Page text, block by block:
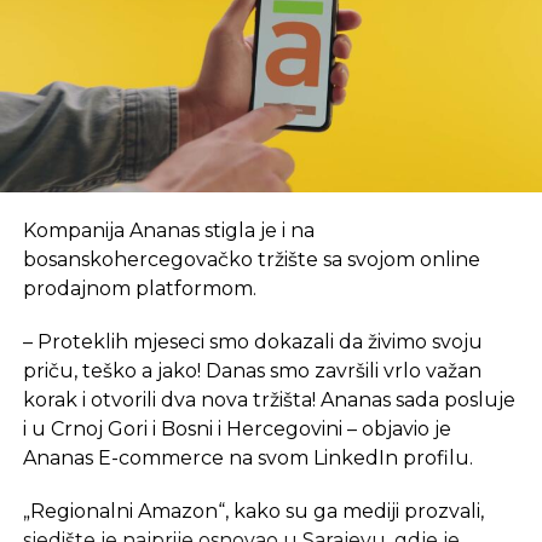
Vlada Republike Srpske, kako je tada saopšteno,
obezbijedila je sredstva za prvi period rada, a za
početak, kancelarije NTP-a biće u novom objektu
Arhitektonsko-građevinsko-geodetskog fakulteta i
Šumarskog fakulteta, u krugu Univerzitetskog
grada. Inače, lokacija je u neposrednoj blizini
tehničke dokumentacije tada bila u toku. Tada je i
rečeno da se na proljeće 2024. godine planira
polaganje kamena temeljca za izgradnju ovog
metara, sa planiranim rokom od 24 mjeseca, a tada
je procijenjeno da će okvirna vrijednost objekta,
neophodnom opremom i laboratorijom, iznositi 15
mil EUR.
odobrio sredstva za dva projekta u Srpskoj– jedan
Kompanija Ananas stigla je i na
bosanskohercegovačko tržište sa svojom online
prodajnom platformom.
– Proteklih mjeseci smo dokazali da živimo svoju
priču, teško a jako! Danas smo završili vrlo važan
korak i otvorili dva nova tržišta! Ananas sada posluje
i u Crnoj Gori i Bosni i Hercegovini – objavio je
Ananas E-commerce na svom LinkedIn profilu.
„Regionalni Amazon“, kako su ga mediji prozvali,